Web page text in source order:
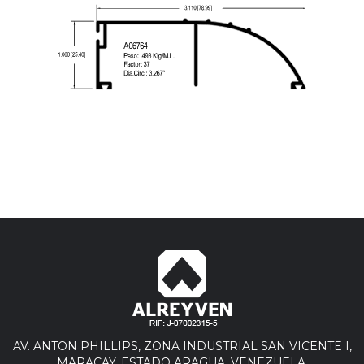
AV. ANTON PHILLIPS, ZONA INDUSTRIAL SAN VICENTE I,